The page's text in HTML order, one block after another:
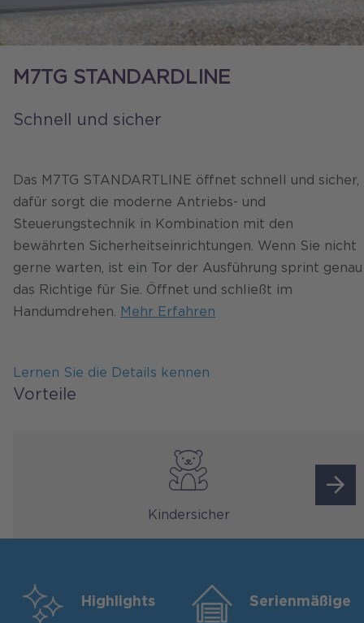
M7TG STANDARDLINE
Schnell und sicher
Das M7TG STANDARTLINE öffnet schnell und sicher,
dafür sorgt die moderne Antriebs- und
Steuerungstechnik in Kombination mit den
bewährten Sicherheitseinrichtungen. Wenn Sie nicht
gerne warten, ist ein Tor der Ausführung sprint genau
das Richtige für Sie. Öffnet und schließt im
Handumdrehen. Mehr Erfahren
Lernen Sie die Details kennen
Vorteile
Kindersicher
Highlights Serienmäßige